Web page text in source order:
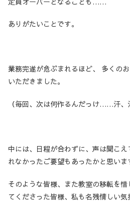
ありがたいことです。
業務完遂が危ぶまれるほど、 多くの
いただきました。
（毎回、次は何作るんだっけ……汗
中には、日程が合わずに、声は聞こ
れなかったご要望もあったかと思いま
そのような皆様、また教室の移転を
てくださった皆様、私も名残情しい